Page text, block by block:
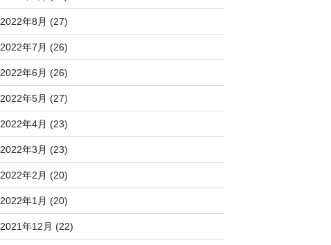
2022年8月 (27)
2022年7月 (26)
2022年6月 (26)
2022年5月 (27)
2022年4月 (23)
2022年3月 (23)
2022年2月 (20)
2022年1月 (20)
2021年12月 (22)